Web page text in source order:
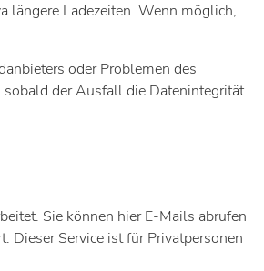
längere Ladezeiten. Wenn möglich,
oder Problemen des
sobald der Ausfall die Datenintegrität
Sie können hier E-Mails abrufen
Dieser Service ist für Privatpersonen